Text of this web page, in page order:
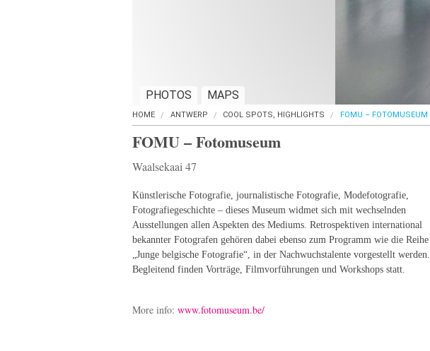
PHOTOS MAPS
HOME ANTWERP COOL SPOTS, HIGHLIGHTS FOMU – FOTOMUSEUM
FOMU – Fotomuseum
Waalsekaai 47
Künstlerische Fotografie, journalistische Fotografie, Modefotografie,
Fotografiegeschichte – dieses Museum widmet sich mit wechselnden
Ausstellungen allen Aspekten des Mediums. Retrospektiven international
bekannter Fotografen gehören dabei ebenso zum Programm wie die Reihe
„Junge belgische Fotografie“, in der Nachwuchstalente vorgestellt werden.
Begleitend finden Vorträge, Filmvorführungen und Workshops statt.
More info: www.fotomuseum.be/